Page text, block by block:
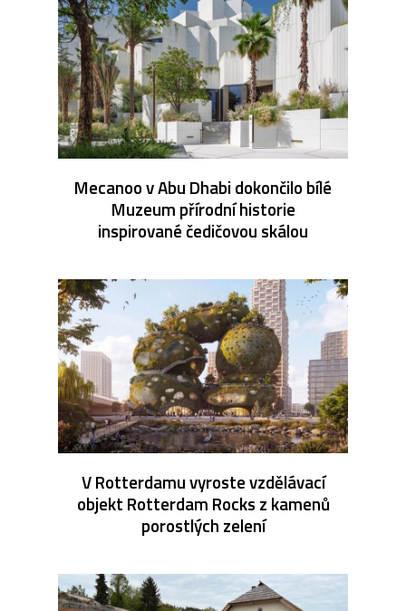
Mecanoo v Abu Dhabi dokončilo bílé
Muzeum přírodní historie
inspirované čedičovou skálou
V Rotterdamu vyroste vzdělávací
objekt Rotterdam Rocks z kamenů
porostlých zelení